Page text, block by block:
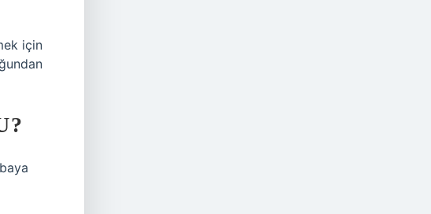
için